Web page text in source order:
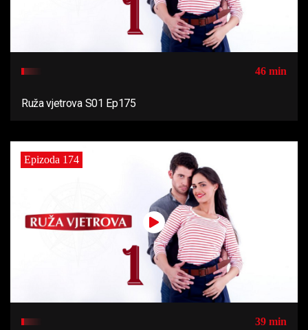
46 min
Ruža vjetrova S01 Ep175
Epizoda 174
39 min